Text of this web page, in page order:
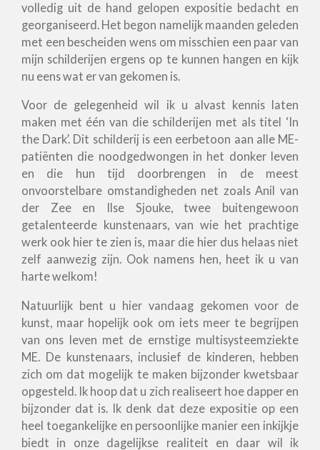
volledig uit de hand gelopen expositie bedacht en
georganiseerd. Het begon namelijk maanden geleden
met een bescheiden wens om misschien een paar van
mijn schilderijen ergens op te kunnen hangen en kijk
nu eens wat er van gekomen is.
Voor de gelegenheid wil ik u alvast kennis laten
maken met één van die schilderijen met als titel ‘In
the Dark’. Dit schilderij is een eerbetoon aan alle ME-
patiënten die noodgedwongen in het donker leven
en die hun tijd doorbrengen in de meest
onvoorstelbare omstandigheden net zoals Anil van
der Zee en Ilse Sjouke, twee buitengewoon
getalenteerde kunstenaars, van wie het prachtige
werk ook hier te zien is, maar die hier dus helaas niet
zelf aanwezig zijn. Ook namens hen, heet ik u van
harte welkom!
Natuurlijk bent u hier vandaag gekomen voor de
kunst, maar hopelijk ook om iets meer te begrijpen
van ons leven met de ernstige multisysteemziekte
ME. De kunstenaars, inclusief de kinderen, hebben
zich om dat mogelijk te maken bijzonder kwetsbaar
opgesteld. Ik hoop dat u zich realiseert hoe dapper en
bijzonder dat is. Ik denk dat deze expositie op een
heel toegankelijke en persoonlijke manier een inkijkje
biedt in onze dagelijkse realiteit en daar wil ik